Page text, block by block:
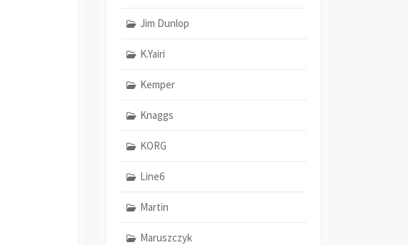
Jim Dunlop
K.Yairi
Kemper
Knaggs
KORG
Line6
Martin
Maruszczyk